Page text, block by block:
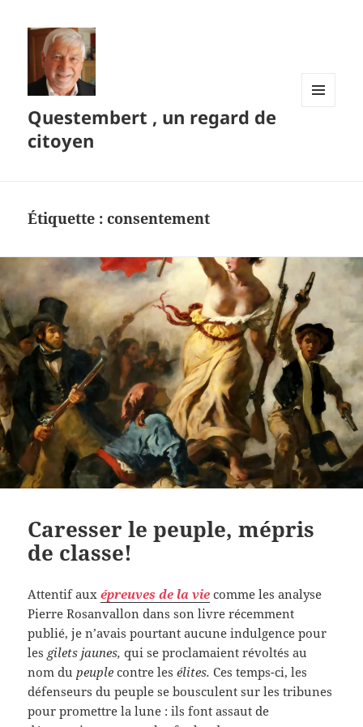
Questembert , un regard de
citoyen
Étiquette :consentement
Caresser le peuple, mépris
de classe!
Attentif auxépreuves de la vie comme les analyse
Pierre Rosanvallon dans son livre récemment
publié, je n’avais pourtant aucune indulgence pour
les gilets jaunes, qui se proclamaient révoltés au
nom dupeuple contre lesélites.Ces temps-ci, les
défenseurs du peuple se bousculent sur les tribunes
pour promettre la lune : ils font assaut de